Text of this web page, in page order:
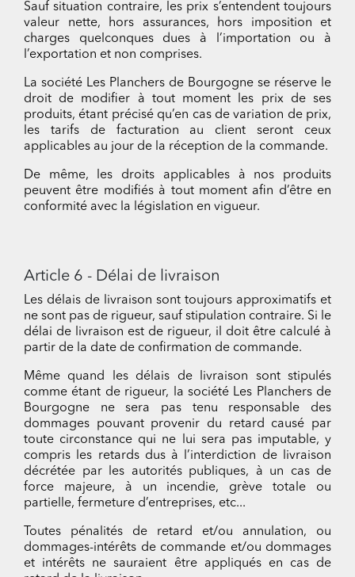
Sauf situation contraire, les prix s’entendent toujours
valeur nette, hors assurances, hors imposition et
charges quelconques dues à l’importation ou à
l’exportation et non comprises.
La société Les Planchers de Bourgogne se réserve le
droit de modifier à tout moment les prix de ses
produits, étant précisé qu’en cas de variation de prix,
les tarifs de facturation au client seront ceux
applicables au jour de la réception de la commande.
De même, les droits applicables à nos produits
peuvent être modifiés à tout moment afin d’être en
conformité avec la législation en vigueur.
Article 6 - Délai de livraison
Les délais de livraison sont toujours approximatifs et
ne sont pas de rigueur, sauf stipulation contraire. Si le
délai de livraison est de rigueur, il doit être calculé à
partir de la date de confirmation de commande.
Même quand les délais de livraison sont stipulés
comme étant de rigueur, la société Les Planchers de
Bourgogne ne sera pas tenu responsable des
dommages pouvant provenir du retard causé par
toute circonstance qui ne lui sera pas imputable, y
compris les retards dus à l’interdiction de livraison
décrétée par les autorités publiques, à un cas de
force majeure, à un incendie, grève totale ou
partielle, fermeture d’entreprises, etc...
Toutes pénalités de retard et/ou annulation, ou
dommages-intérêts de commande et/ou dommages
et intérêts ne sauraient être appliqués en cas de